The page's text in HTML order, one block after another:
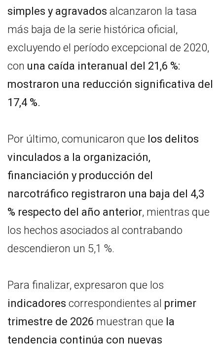
simples y agravados alcanzaron la tasa
más baja de la serie histórica oficial,
excluyendo el período excepcional de 2020,
con una caída interanual del 21,6 %:
mostraron una reducción significativa del
17,4 %.
Por último, comunicaron que los delitos
vinculados a la organización,
financiación y producción del
narcotráfico registraron una baja del 4,3
% respecto del año anterior, mientras que
los hechos asociados al contrabando
descendieron un 5,1 %.
Para finalizar, expresaron que los
indicadores correspondientes al primer
trimestre de 2026 muestran que la
tendencia continúa con nuevas